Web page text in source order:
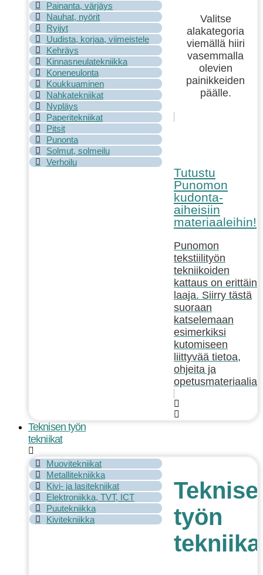
Painanta, värjäys
Nauhat, nyörit
Ryijyt
Uudista, korjaa, viimeistele
Kehräys
Kinnasneulatekniikka
Koneneulonta
Koukkuaminen
Nahkatekniikat
Nypläys
Paperitekniikat
Pitsit
Punonta
Solmut, solmeilu
Verhoilu
Valitse
alakategoria
viemällä hiiri
vasemmalla
olevien
painikkeiden
päälle.
Tutustu
Punomon
kudonta-
aiheisiin
materiaaleihin!
Punomon
tekstiilityön
tekniikoiden
kattaus on erittäin
laaja. Siirry tästä
suoraan
katselemaan
esimerkiksi
kutomiseen
liittyvää tietoa,
ohjeita ja
opetusmateriaalia!
Teknisen työn
tekniikat
Muovitekniikat
Metallitekniikka
Kivi- ja lasitekniikat
Elektroniikka, TVT, ICT
Puutekniikka
Kivitekniikka
työn